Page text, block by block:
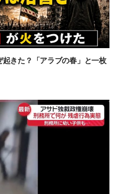
起きた？「アラブの春」と一枚